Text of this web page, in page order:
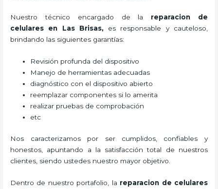
Nuestro técnico encargado de la reparacion de
celulares en Las Brisas, es responsable y cauteloso,
brindando las siguientes garantías:
Revisión profunda del dispositivo
Manejo de herramientas adecuadas
diagnóstico con el dispositivo abierto
reemplazar componentes si lo amerita
realizar pruebas de comprobación
etc
Nos caracterizamos por ser cumplidos, confiables y
honestos, apuntando a la satisfacción total de nuestros
clientes, siendo ustedes nuestro mayor objetivo.
Dentro de nuestro portafolio, la reparacion de celulares